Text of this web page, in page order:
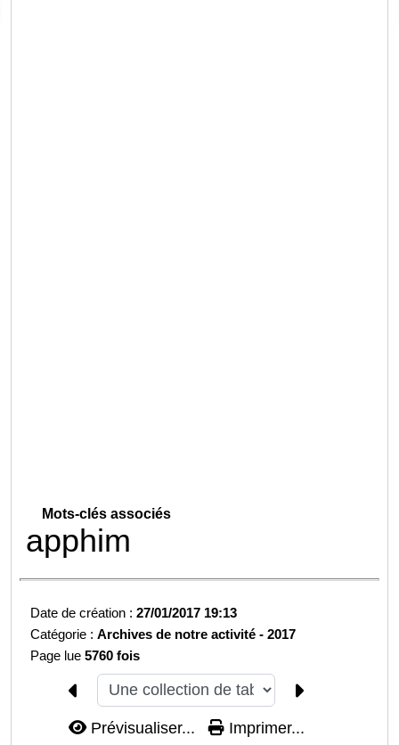
Mots-clés associés
apphim
Date de création :27/01/2017 19:13
Catégorie :Archives de notre activité -2017
Page lue5760 fois
Prévisualiser... Imprimer...